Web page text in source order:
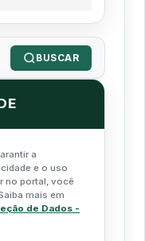
BUSCAR
a
e o uso
no portal, você
mais em
de Dados -